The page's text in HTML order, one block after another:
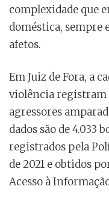
complexidade que
doméstica, sempre
afetos.
Em Juiz de Fora, a
violência registram
agressores
dados são de 4.033
registrados pela
de 2021 e obtidos
Acesso à